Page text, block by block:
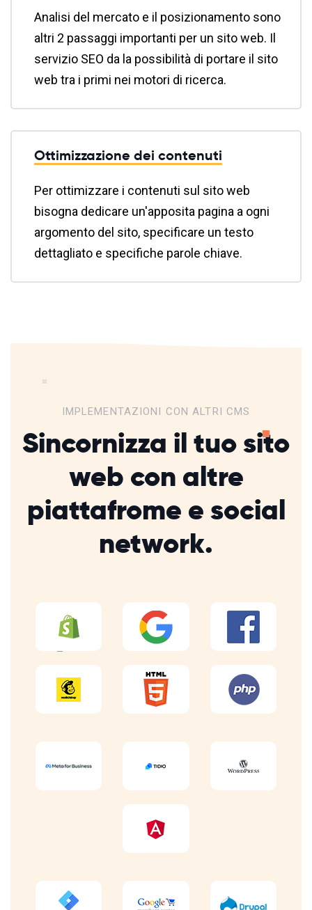
Analisi del mercato e il posizionamento sono
altri 2 passaggi importanti per un sito web. Il
servizio SEO da la possibilità di portare il sito
web tra i primi nei motori di ricerca.
Ottimizzazione dei contenuti
Per ottimizzare i contenuti sul sito web
bisogna dedicare un'apposita pagina a ogni
argomento del sito, specificare un testo
dettagliato e specifiche parole chiave.
IMPLEMENTAZIONI CON ALTRI CMS
Sincornizza il tuo sito
web con altre
piattafrome e social
network.